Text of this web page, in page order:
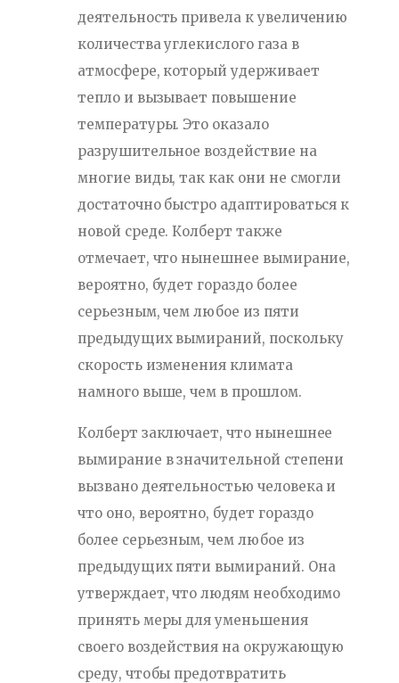
деятельность привела к увеличению
количества углекислого газа в
атмосфере, который удерживает
тепло и вызывает повышение
температуры. Это оказало
разрушительное воздействие на
многие виды, так как они не смогли
достаточно быстро адаптироваться к
новой среде. Колберт также
отмечает, что нынешнее вымирание,
вероятно, будет гораздо более
серьезным, чем любое из пяти
предыдущих вымираний, поскольку
скорость изменения климата
намного выше, чем в прошлом.
Колберт заключает, что нынешнее
вымирание в значительной степени
вызвано деятельностью человека и
что оно, вероятно, будет гораздо
более серьезным, чем любое из
предыдущих пяти вымираний. Она
утверждает, что людям необходимо
принять меры для уменьшения
своего воздействия на окружающую
среду, чтобы предотвратить